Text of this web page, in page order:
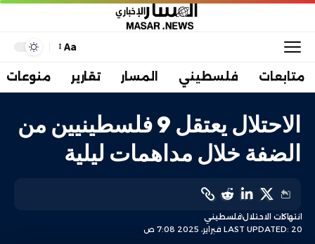
Aa
متابعات فلسطيني المسار تقارير منوعات
الاحتلال يعتقل 9 فلسطينيين من
الضفة خلال مداهمات ليلية
LAST UPDATED: 20 فبراير، 2025 7:08 ص
انتهاكات الاحتلالفلسطيني